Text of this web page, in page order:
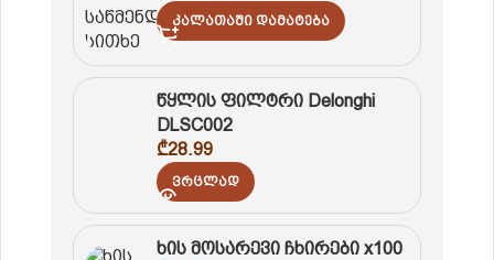
Კალათაში Დამატება
წყლის ფილტრი Delonghi
DLSC002
₾28.99
Ვრცლად
ხის მოსარევი ჩხირები x100